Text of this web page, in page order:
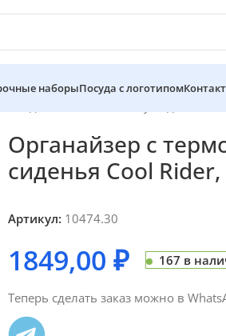
наборыПосуда с логотипом
Органайзер с
сиденья Cool
Артикул: 10474.30
1849,00 ₽ 167 в
Теперь сделать заказ можно в